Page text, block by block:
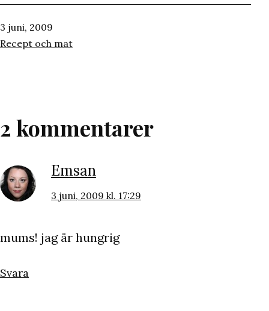
Publicerat
den
3 juni, 2009
Kategoriserat
Recept och mat
2 kommentarer
Emsan
3 juni, 2009 kl. 17:29
mums! jag är hungrig
Svara